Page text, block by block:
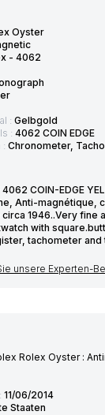
Oyster
- 4062
: Gelbgold
: 4062 COIN EDGE
: Chronometer,
4062 COIN-EDGE
Anti-magnétique,
1946..Very fine
with
tachometer and
unsere Experten-
Rolex Oyster :
11/06/2014
Staaten